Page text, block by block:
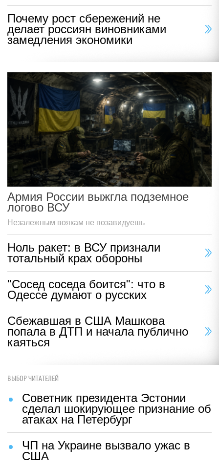
Почему рост сбережений не
делает россиян виновниками
замедления экономики
Армия России выжгла подземное
логово ВСУ
Незалежным воякам не позавидуешь
Ноль ракет: в ВСУ признали
тотальный крах обороны
"Сосед соседа боится": что в
Одессе думают о русских
Сбежавшая в США Машкова
попала в ДТП и начала публично
каяться
ВЫБОР ЧИТАТЕЛЕЙ
Советник президента Эстонии
сделал шокирующее признание об
атаках на Петербург
ЧП на Украине вызвало ужас в
США